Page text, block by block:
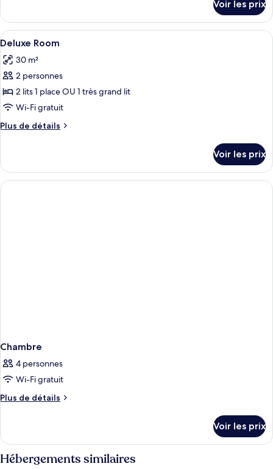
le
type
de
Chambre
Voir les prix
Afficher
toutes
les
photos
pour
ce
type
de
Deluxe
Room
Minibar, coffres-forts dans les
4
Deluxe Room
30 m²
2 personnes
2 lits 1 place OU 1 très grand lit
Wi-Fi gratuit
Plus de détails
Plus
le
type
de
Voir les prix
Chambre
4 personnes
Wi-Fi gratuit
Plus de détails
Plus
le
type
de
Voir les prix
Hébergements similaires